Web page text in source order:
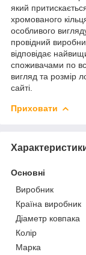
який
хромованого
особливого
провідний
відповідає
споживачами по
вигляд та розмір
сайті.
Приховати
Основні
Виробник
Країна виробник
Діаметр ковпака
Колір
Марка